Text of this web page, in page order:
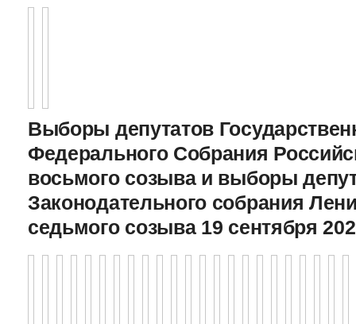
Выборы депутатов
Федерального Собрания
восьмого созыва и выборы
Законодательного cобрания
седьмого созыва 19 сентября